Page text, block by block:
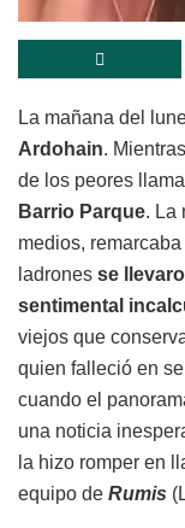
La mañana del
Ardohain.
de los peores
Barrio Parque. La
medios,
ladrones se
sentimental
viejos que
quien falleció en
cuando el
una noticia
la hizo romper en
equipo de Rumis